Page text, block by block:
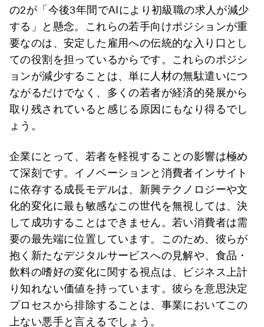
の2が「今後3年間でAIにより初級職の求人が減少
する」と懸念。これらの若手向けポジションが重
要なのは、安定した雇用への伝統的な入り口とし
ての役割を担っているからです。これらのポジシ
ョンが減少することは、単に人材の無駄遣いにつ
ながるだけでなく、多くの若者が経済的発展から
取り残されていると感じる原因にもなり得るでし
ょう。
企業にとって、若者を軽視することの影響は極め
て深刻です。イノベーションと消費者インサイト
に依存する成長モデルは、新興テクノロジーや文
化的変化に最も敏感なこの世代を無視しては、決
して成功することはできません。若い消費者は需
要の最先端に位置しています。このため、彼らが
抱く新たなデジタルサービスへの見解や、食品・
飲料の嗜好の変化に関する視点は、ビジネス上計
り知れない価値を持っています。彼らを意思決定
プロセスから排除することは、事業においてこの
上ない悪手と言えるでしょう。